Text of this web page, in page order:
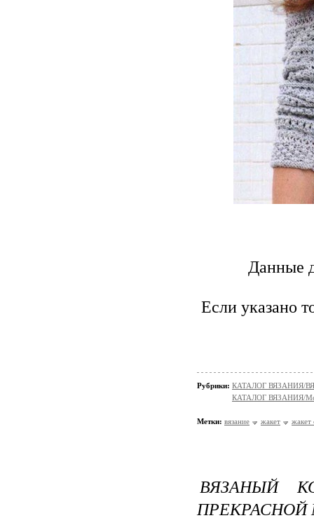
Данные
Если указано
Рубрики: КАТАЛОГ ВЯЗАНИЯ/
КАТАЛОГ ВЯЗАНИЯ/
Метки: вязание жакет жакет
ВЯЗАНЫЙ